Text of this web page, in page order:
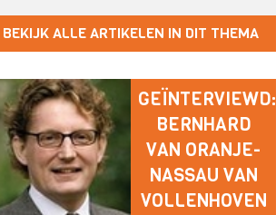
BEKIJK ALLE ARTIKELEN IN DIT THEMA
GEÏNTERVIEWD:
BERNHARD
VAN ORANJE-
NASSAU VAN
VOLLENHOVEN